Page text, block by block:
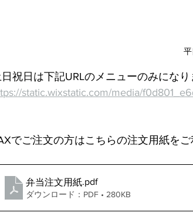
祝日は下記URLのメニューのみになり
static.wixstatic.com/media/
でご注文の方はこちらの注文用紙を
弁当注文用紙.pdf
ダウンロード：PDF • 280KB